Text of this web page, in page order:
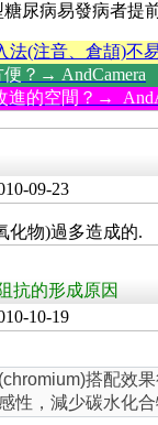
尿病易發病者提
法(注音、倉頡)不
？→ AndCamera
進的空間？→
09-23
化物)過多造成的.
抗的形成原因
10-19
搭配效
性，減少碳水化合